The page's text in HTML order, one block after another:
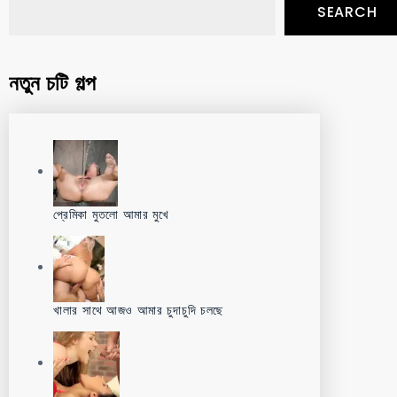
SEARCH
নতুন চটি গল্প
প্রেমিকা মুতলো আমার মুখে
খালার সাথে আজও আমার চুদাচুদি চলছে